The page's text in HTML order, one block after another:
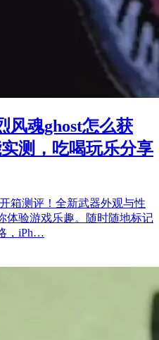
风魂ghost怎么获
测，吃喝玩乐分享
开箱测评！全新武器外观与性
体验游戏乐趣。随时随地标记
，iPh…